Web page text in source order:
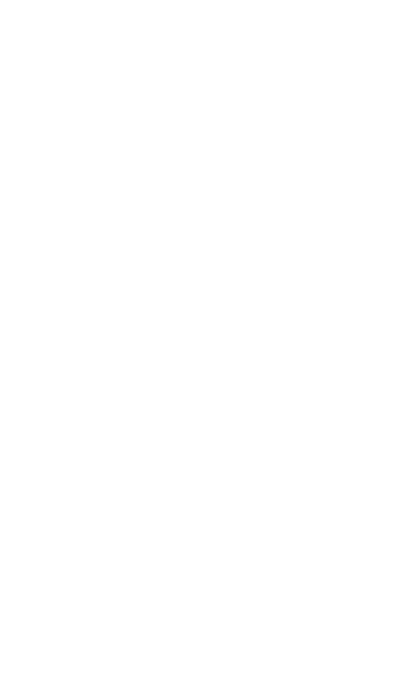
la nostra
comune
ma la conferma
la caccia italiana
i contrasti,
adoperarsi come
il suo impegno
posizioni
sta dimostrando con i